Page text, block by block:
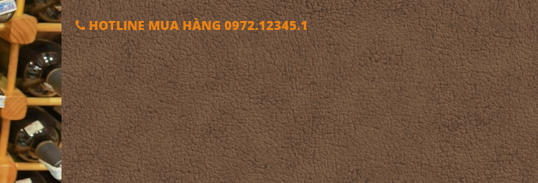
HOTLINE MUA HÀNG 0972.12345.1